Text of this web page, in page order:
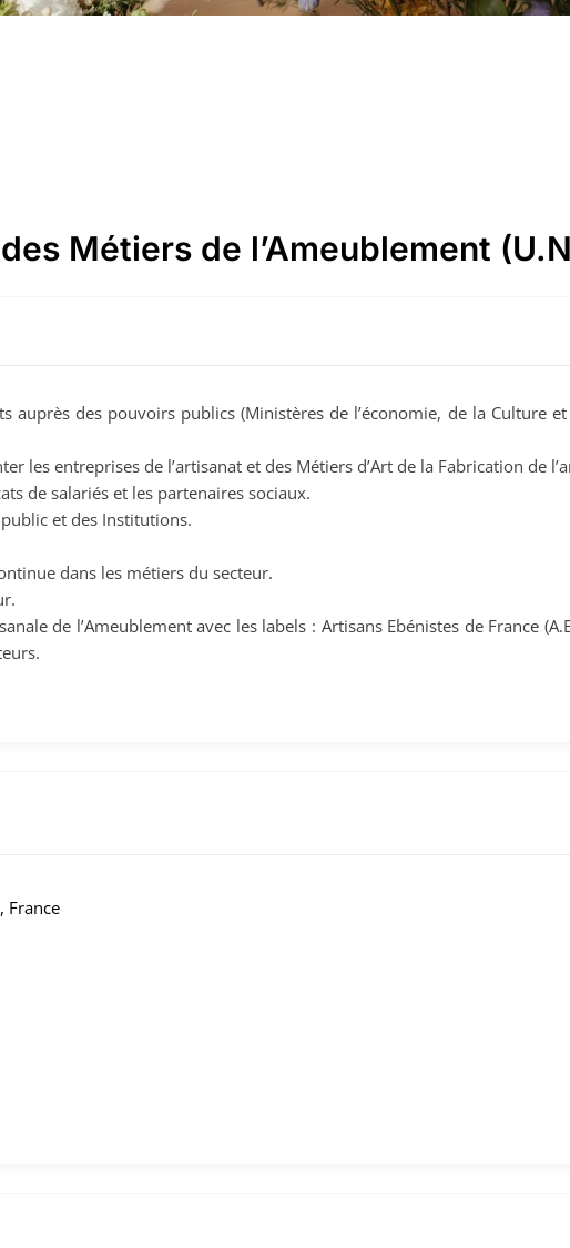
Métiers de l’Ameublement
des pouvoirs publics (Ministères de l’économie, de la Culture et
les entreprises de l’artisanat et des Métiers d’Art de la Fabrication de
de salariés et les partenaires sociaux.
et des Institutions.
dans les métiers du secteur.
de l’Ameublement avec les labels : Artisans Ebénistes de France
France